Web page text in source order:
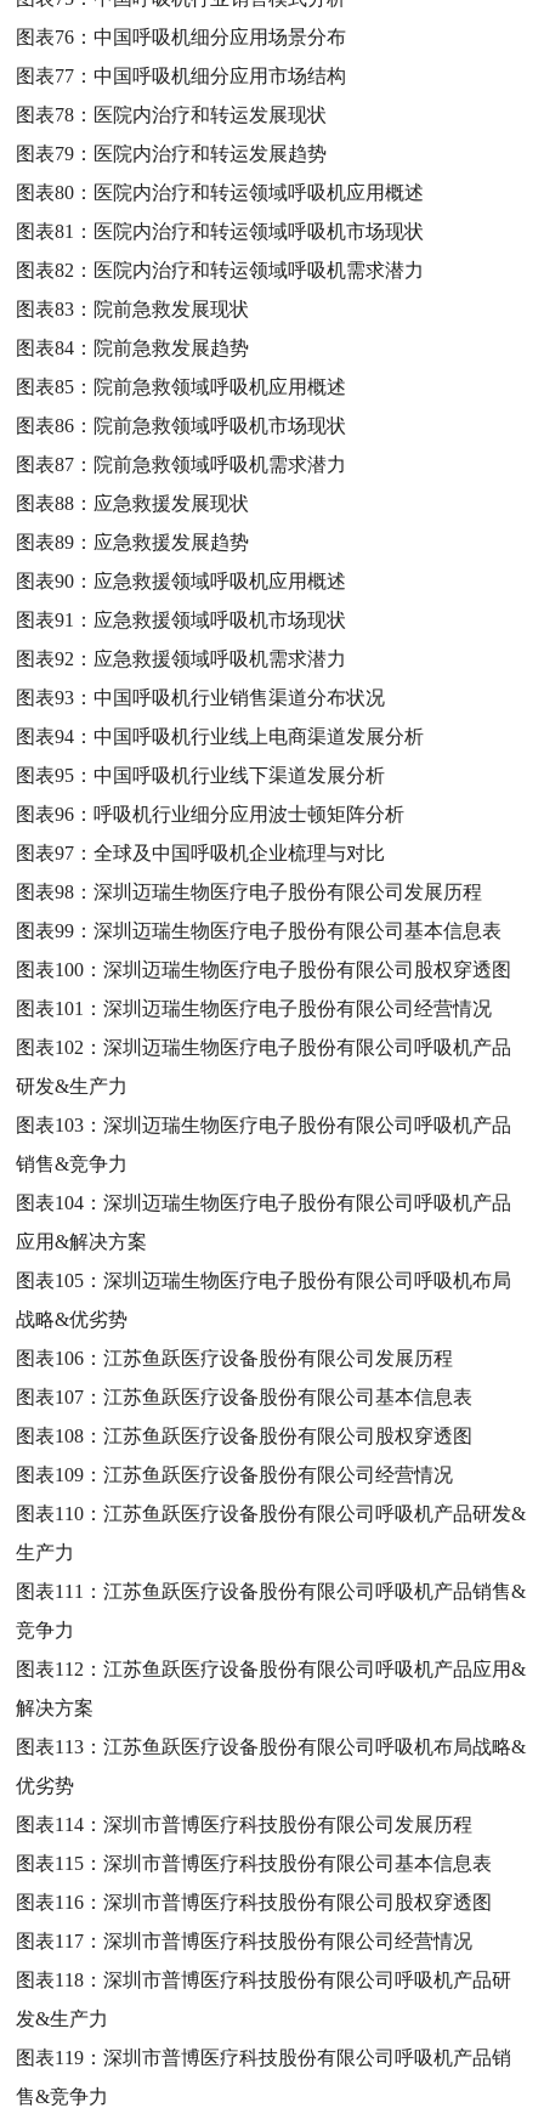
图表76：中国呼吸机细分应用场景分布
图表77：中国呼吸机细分应用市场结构
图表78： 医院内治疗和转运发展现状
图表79： 医院内治疗和转运发展趋势
图表80： 医院内治疗和转运领域呼吸机应用概述
图表81： 医院内治疗和转运领域呼吸机市场现状
图表82： 医院内治疗和转运领域呼吸机需求潜力
图表83： 院前急救发展现状
图表84： 院前急救发展趋势
图表85： 院前急救领域呼吸机应用概述
图表86： 院前急救领域呼吸机市场现状
图表87： 院前急救领域呼吸机需求潜力
图表88： 应急救援发展现状
图表89： 应急救援发展趋势
图表90： 应急救援领域呼吸机应用概述
图表91： 应急救援领域呼吸机市场现状
图表92： 应急救援领域呼吸机需求潜力
图表93：中国呼吸机行业销售渠道分布状况
图表94：中国呼吸机行业线上电商渠道发展分析
图表95：中国呼吸机行业线下渠道发展分析
图表96： 呼吸机行业细分应用波士顿矩阵分析
图表97：全球及中国呼吸机企业梳理与对比
图表98：深圳迈瑞生物医疗电子股份有限公司发展历程
图表99：深圳迈瑞生物医疗电子股份有限公司基本信息表
图表100：深圳迈瑞生物医疗电子股份有限公司股权穿透图
图表101：深圳迈瑞生物医疗电子股份有限公司经营情况
图表102：深圳迈瑞生物医疗电子股份有限公司呼吸机产品
研发&生产力
图表103：深圳迈瑞生物医疗电子股份有限公司呼吸机产品
销售&竞争力
图表104：深圳迈瑞生物医疗电子股份有限公司呼吸机产品
应用&解决方案
图表105：深圳迈瑞生物医疗电子股份有限公司呼吸机布局
战略&优劣势
图表106：江苏鱼跃医疗设备股份有限公司发展历程
图表107：江苏鱼跃医疗设备股份有限公司基本信息表
图表108：江苏鱼跃医疗设备股份有限公司股权穿透图
图表109：江苏鱼跃医疗设备股份有限公司经营情况
图表110：江苏鱼跃医疗设备股份有限公司呼吸机产品研发&
生产力
图表111：江苏鱼跃医疗设备股份有限公司呼吸机产品销售&
竞争力
图表112：江苏鱼跃医疗设备股份有限公司呼吸机产品应用&
解决方案
图表113：江苏鱼跃医疗设备股份有限公司呼吸机布局战略&
优劣势
图表114：深圳市普博医疗科技股份有限公司发展历程
图表115：深圳市普博医疗科技股份有限公司基本信息表
图表116：深圳市普博医疗科技股份有限公司股权穿透图
图表117：深圳市普博医疗科技股份有限公司经营情况
图表118：深圳市普博医疗科技股份有限公司呼吸机产品研
发&生产力
图表119：深圳市普博医疗科技股份有限公司呼吸机产品销
售&竞争力